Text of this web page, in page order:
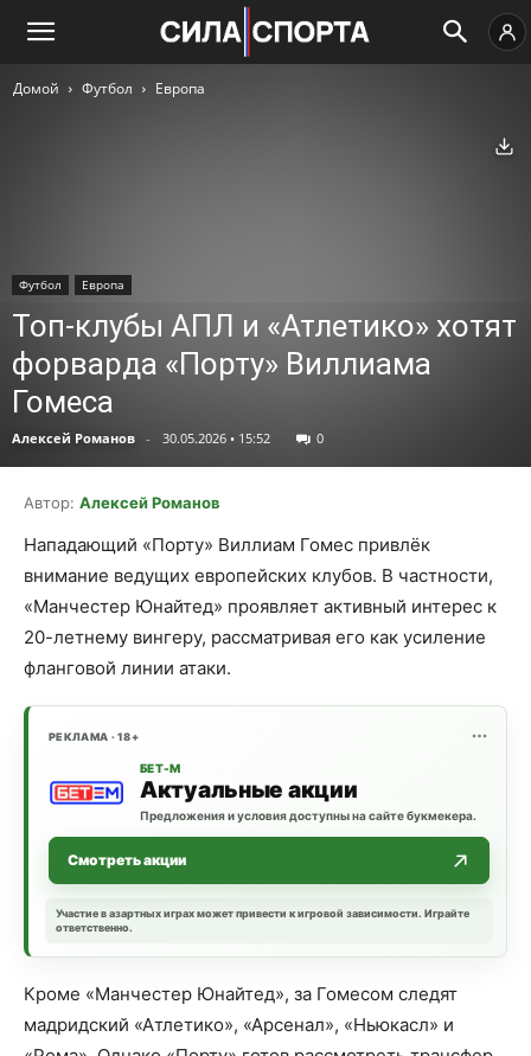
Домой Футбол Европа
Футбол Европа
Топ-клубы АПЛ и «Атлетико» хотят
форварда «Порту» Виллиама
Гомеса
Алексей Романов - 30.05.2026 • 15:52 0
Автор: Алексей Романов
Нападающий «Порту» Виллиам Гомес привлёк
внимание ведущих европейских клубов. В частности,
«Манчестер Юнайтед» проявляет активный интерес к
20-летнему вингеру, рассматривая его как усиление
фланговой линии атаки.
РЕКЛАМА · 18+
БЕТ-М
Актуальные акции
Предложения и условия доступны на сайте букмекера.
Смотреть акции
Участие в азартных играх может привести к игровой зависимости. Играйте
ответственно.
Кроме «Манчестер Юнайтед», за Гомесом следят
мадридский «Атлетико», «Арсенал», «Ньюкасл» и